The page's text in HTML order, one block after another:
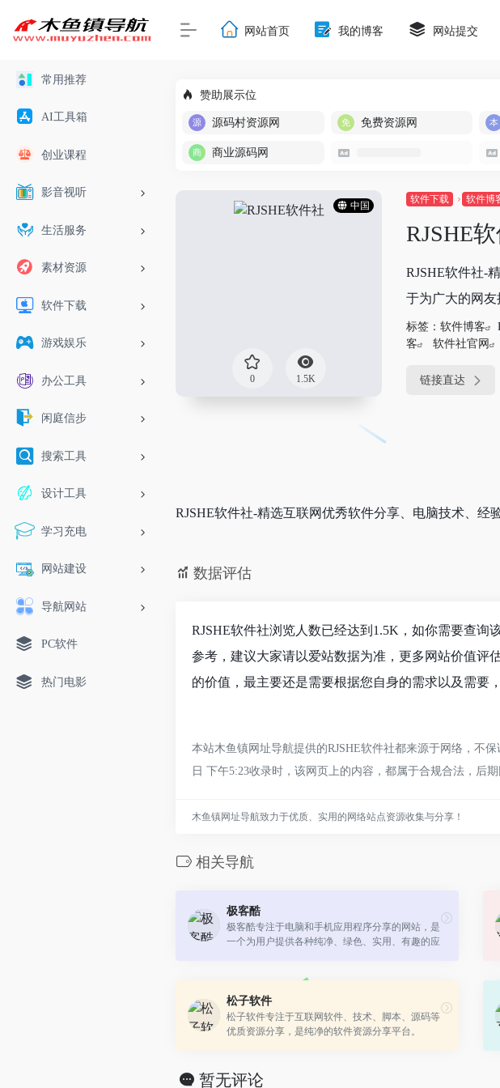
常用推荐
AI工具箱
创业课程
影音视听
生活服务
素材资源
软件下载
游戏娱乐
办公工具
闲庭信步
搜索工具
设计工具
学习充电
网站建设
导航网站
PC软件
热门电影
网站首页 我的博客 网站提交
赞助展示位
源码村资源网 免费资源网
商业源码网
中国
0 1.5K
软件下载 软件博
RJSHE
RJSHE软件社-
于为广大的网友
标签： 软件博客
客
软件社官网
链接直达
RJSHE软件社-精选互联网优秀软件分享、电脑技术、
数据评估
RJSHE软件社浏览人数已经达到1.5K，如你需要查询
参考，建议大家请以爱站数据为准，更多网站价值评
的价值，最主要还是需要根据您自身的需求以及需要
本站木鱼镇网址导航提供的RJSHE软件社都来源于网络，不
日 下午5:23收录时，该网页上的内容，都属于合规合法，后
木鱼镇网址导航致力于优质、实用的网络站点资源收集与分享！
相关导航
极客酷
极客酷专注于电脑和手机应用程序分享的网站，是
一个为用户提供各种纯净、绿色、实用、有趣的应
松子软件
松子软件专注于互联网软件、技术、脚本、源码等
优质资源分享，是纯净的软件资源分享平台。
暂无评论